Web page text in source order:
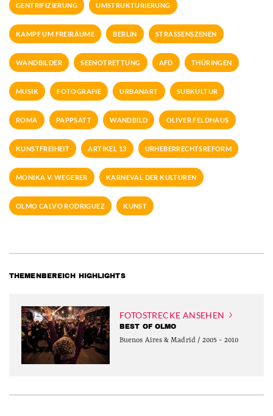
GENTRIFIZIERUNG UMSTRUKTURIERUNG
KAMPF UM FREIRÄUME BERLIN STRASSENSZENEN
WANDBILDER SEENOTRETTUNG AFD THÜRINGEN
MUSIK FOTOGRAFIE URBANART SUBKULTUR
ROMA PAPPSATT WANDBILD OLIVER FELDHAUS
KUNSTFREIHEIT ARTIKEL 13 URHEBERRECHTSREFORM
MONIKA V. WEGERER KARNEVAL DER KULTUREN
OLMO CALVO RODRIGUEZ KUNST
THEMENBEREICH HIGHLIGHTS
FOTOSTRECKE ANSEHEN
BEST OF OLMO
Buenos Aires & Madrid / 2005 - 2010